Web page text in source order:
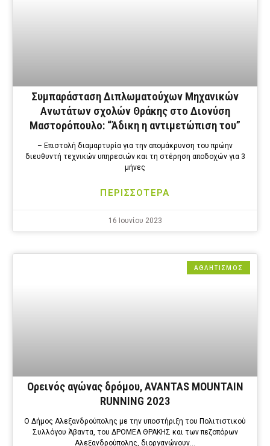
Συμπαράσταση Διπλωματούχων Μηχανικών
Ανωτάτων σχολών Θράκης στο Διονύση
Μαστορόπουλο: “Άδικη η αντιμετώπιση του”
– Επιστολή διαμαρτυρία για την απομάκρυνση του πρώην
διευθυντή τεχνικών υπηρεσιών και τη στέρηση αποδοχών για 3
μήνες
ΠΕΡΙΣΣΟΤΕΡΑ
16 Ιουνίου 2023
ΑΘΛΗΤΙΣΜΟΣ
Ορεινός αγώνας δρόμου, AVANTAS MOUNTAIN
RUNNING 2023
Ο Δήμος Αλεξανδρούπολης με την υποστήριξη του Πολιτιστικού
Συλλόγου Άβαντα, του ΔΡΟΜΕΑ ΘΡΑΚΗΣ και των πεζοπόρων
Αλεξανδρούπολης, διοργανώνουν…